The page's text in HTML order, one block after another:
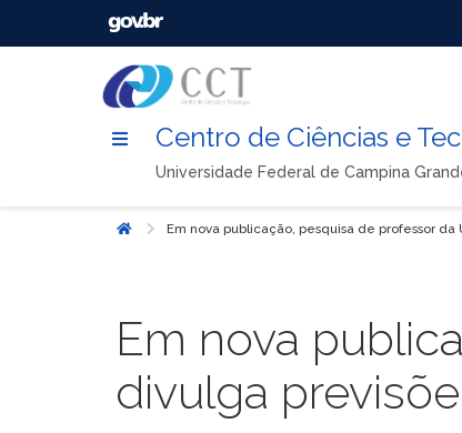
Centro de Ciências e
Universidade Federal de Campina
Início Em nova publicação, pesquisa de professor da
Em nova
divulga